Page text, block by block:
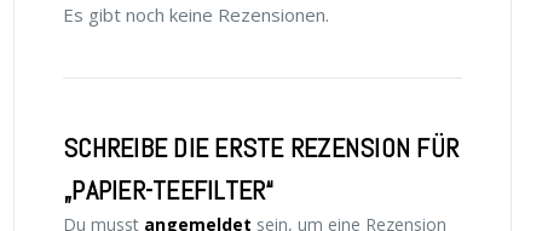
Es gibt noch keine Rezensionen.
SCHREIBE DIE ERSTE REZENSION FÜR
„PAPIER-TEEFILTER“
Du musst angemeldet sein, um eine Rezension